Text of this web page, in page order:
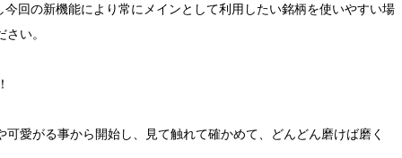
回の新機能により常にメインとして利用したい銘柄を使いやすい場
い。
愛がる事から開始し、見て触れて確かめて、どんどん磨けば磨く